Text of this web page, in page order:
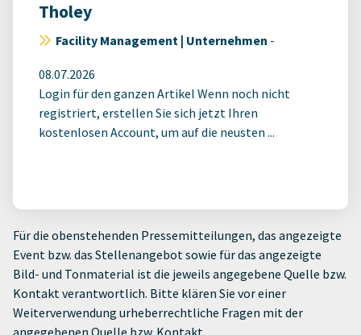
Tholey
Facility Management | Unternehmen -
08.07.2026
Login für den ganzen Artikel Wenn noch nicht
registriert, erstellen Sie sich jetzt Ihren
kostenlosen Account, um auf die neusten ...
Für die obenstehenden Pressemitteilungen, das angezeigte
Event bzw. das Stellenangebot sowie für das angezeigte
Bild- und Tonmaterial ist die jeweils angegebene Quelle bzw.
Kontakt verantwortlich. Bitte klären Sie vor einer
Weiterverwendung urheberrechtliche Fragen mit der
angegebenen Quelle bzw. Kontakt.